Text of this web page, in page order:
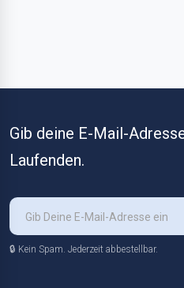
Gib deine E-Mail-
Laufenden.
🔒 Kein Spam. Jederzeit abbestellbar.